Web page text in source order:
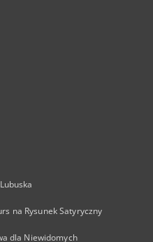
na Rysunek Satyryczny
dla Niewidomych